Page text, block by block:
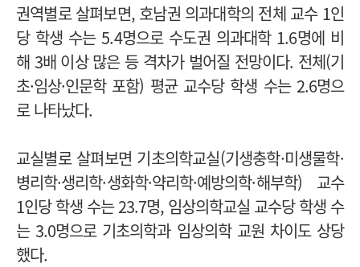
권역별로 살펴보면, 호남권 의과대학의 전체 교수 1인
당 학생 수는 5.4명으로 수도권 의과대학 1.6명에 비
해 3배 이상 많은 등 격차가 벌어질 전망이다. 전체(기
초·임상·인문학 포함) 평균 교수당 학생 수는 2.6명으
로 나타났다.
교실별로 살펴보면 기초의학교실(기생충학·미생물학·
병리학·생리학·생화학·약리학·예방의학·해부학) 교수
1인당 학생 수는 23.7명, 임상의학교실 교수당 학생 수
는 3.0명으로 기초의학과 임상의학 교원 차이도 상당
했다.